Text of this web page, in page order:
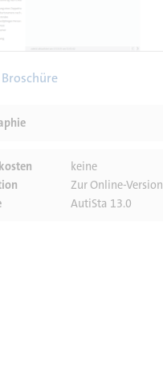
keine
Zur Online-Version
AutiSta 13.0